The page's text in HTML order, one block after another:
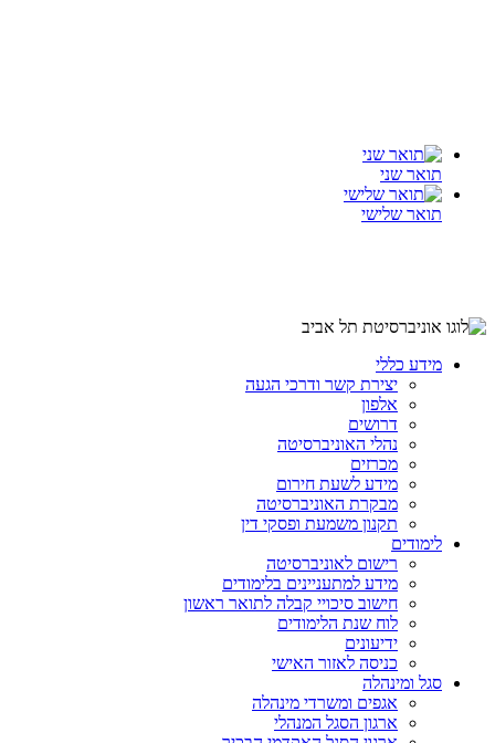
תואר שני
תואר שלישי
מידע כללי
יצירת קשר ודרכי הגעה
אלפון
דרושים
נהלי האוניברסיטה
מכרזים
מידע לשעת חירום
מבקרת האוניברסיטה
תקנון משמעת ופסקי דין
לימודים
רישום לאוניברסיטה
מידע למתעניינים בלימודים
חישוב סיכויי קבלה לתואר ראשון
לוח שנת הלימודים
ידיעונים
כניסה לאזור האישי
סגל ומינהלה
אגפים ומשרדי מינהלה
ארגון הסגל המנהלי